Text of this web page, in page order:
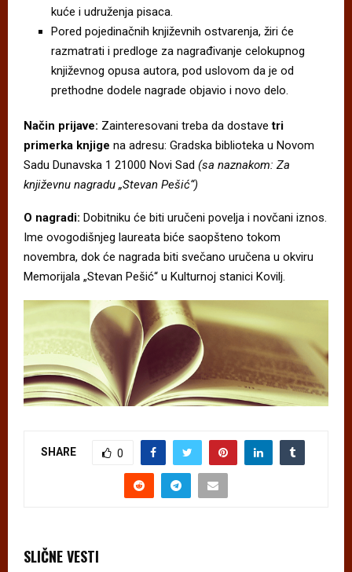
kuće i udruženja pisaca.
Pored pojedinačnih književnih ostvarenja, žiri će
razmatrati i predloge za nagrađivanje celokupnog
književnog opusa autora, pod uslovom da je od
prethodne dodele nagrade objavio i novo delo.
Način prijave: Zainteresovani treba da dostavetri
primerka knjige na adresu: Gradska biblioteka u Novom
Sadu Dunavska 1 21000 Novi Sad (sa naznakom: Za
književnu nagradu „Stevan Pešić“)
O nagradi: Dobitniku će biti uručeni povelja i novčani iznos.
Ime ovogodišnjeg laureata biće saopšteno tokom
novembra, dok će nagrada biti svečano uručena u okviru
Memorijala „Stevan Pešić“ u Kulturnoj stanici Kovilj.
SHARE 0
SLIČNE VESTI